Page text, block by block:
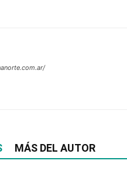
MÁS DEL AUTOR